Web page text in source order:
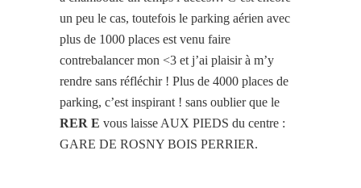
un peu le cas, toutefois le parking aérien avec
plus de 1000 places est venu faire
contrebalancer mon <3 et j’ai plaisir à m’y
rendre sans réfléchir ! Plus de 4000 places de
parking, c’est inspirant ! sans oublier que le
RER E vous laisse AUX PIEDS du centre :
GARE DE ROSNY BOIS PERRIER.